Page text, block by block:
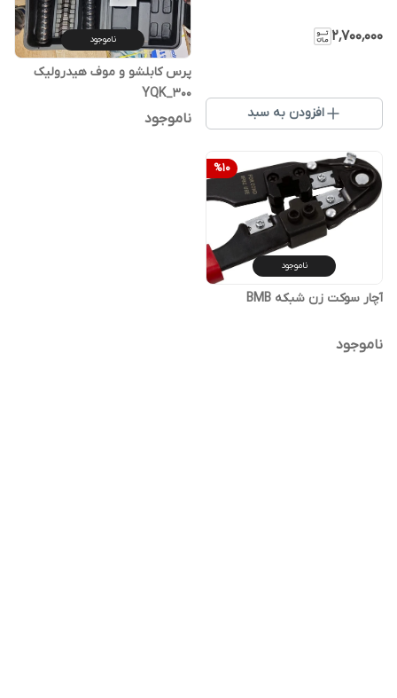
۲٬۷۰۰٬۰۰۰
افزودن به سبد
ناموجود
پرس کابلشو و موف هیدرولیک
YQK_300
ناموجود
%10
ناموجود
آچار سوکت زن شبکه BMB
ناموجود